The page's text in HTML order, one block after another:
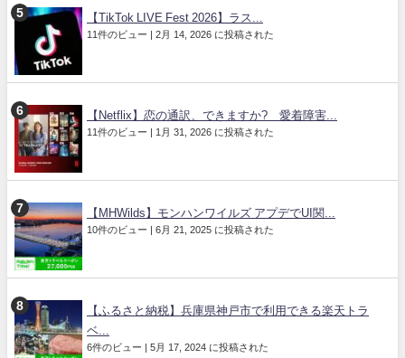
【TikTok LIVE Fest 2026】ラス...
11件のビュー | 2月 14, 2026 に投稿された
【Netflix】恋の通訳、できますか? 愛着障害...
11件のビュー | 1月 31, 2026 に投稿された
【MHWilds】モンハンワイルズ アプデでUI関...
10件のビュー | 6月 21, 2025 に投稿された
【ふるさと納税】兵庫県神戸市で利用できる楽天トラ
ベ...
6件のビュー | 5月 17, 2024 に投稿された